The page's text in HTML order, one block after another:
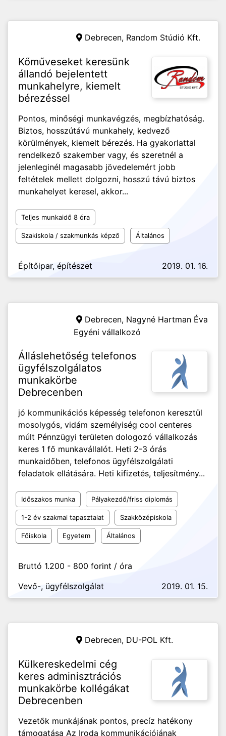
Debrecen, Random Stúdió Kft.
Kőműveseket keresünk
állandó bejelentett
munkahelyre, kiemelt
bérezéssel
Pontos, minőségi munkavégzés, megbízhatóság.
Biztos, hosszútávú munkahely, kedvező
körülmények, kiemelt bérezés. Ha gyakorlattal
rendelkező szakember vagy, és szeretnél a
jelenleginél magasabb jövedelemért jobb
feltételek mellett dolgozni, hosszú távú biztos
munkahelyet keresel, akkor...
Teljes munkaidő 8 óra
Szakiskola / szakmunkás képző Általános
Építőipar, építészet 2019. 01. 16.
Debrecen, Nagyné Hartman Éva
Egyéni vállalkozó
Álláslehetőség telefonos
ügyfélszolgálatos
munkakörbe
Debrecenben
jó kommunikációs képesség telefonon keresztül
mosolygós, vidám személyiség cool centeres
múlt Pénnzügyi területen dologozó vállalkozás
keres 1 fő munkavállalót. Heti 2-3 órás
munkaidőben, telefonos ügyfélszolgálati
feladatok ellátására. Heti kifizetés, teljesítmény...
Időszakos munka Pályakezdő/friss diplomás
1-2 év szakmai tapasztalat Szakközépiskola
Főiskola Egyetem Általános
Bruttó 1.200 - 800 forint / óra
Vevő-, ügyfélszolgálat
2019. 01. 15.
Debrecen, DU-POL Kft.
Külkereskedelmi cég
keres adminisztrációs
munkakörbe kollégákat
Debrecenben
Vezetők munkájának pontos, precíz hatékony
támogatása Az Iroda kommunikációjának